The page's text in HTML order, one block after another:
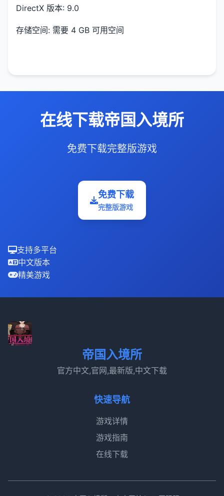
DirectX 版本: 9.0
存储空间: 需要 4 GB 可用空间
在线下载帝国入境所
免费下载完整版游戏
免费下载
完整版游戏
支持多平台
中文版本
精美游戏
帝国入境所
官方中文,官网,最新版,中文下载
快速导航
游戏详情
游戏指南
在线下载